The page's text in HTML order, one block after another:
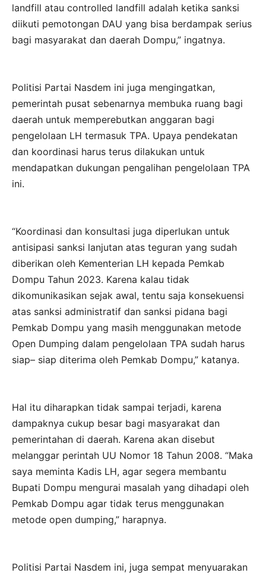
landfill atau controlled landfill adalah ketika sanksi
diikuti pemotongan DAU yang bisa berdampak serius
bagi masyarakat dan daerah Dompu,” ingatnya.
Politisi Partai Nasdem ini juga mengingatkan,
pemerintah pusat sebenarnya membuka ruang bagi
daerah untuk memperebutkan anggaran bagi
pengelolaan LH termasuk TPA. Upaya pendekatan
dan koordinasi harus terus dilakukan untuk
mendapatkan dukungan pengalihan pengelolaan TPA
ini.
“Koordinasi dan konsultasi juga diperlukan untuk
antisipasi sanksi lanjutan atas teguran yang sudah
diberikan oleh Kementerian LH kepada Pemkab
Dompu Tahun 2023. Karena kalau tidak
dikomunikasikan sejak awal, tentu saja konsekuensi
atas sanksi administratif dan sanksi pidana bagi
Pemkab Dompu yang masih menggunakan metode
Open Dumping dalam pengelolaan TPA sudah harus
siap– siap diterima oleh Pemkab Dompu,” katanya.
Hal itu diharapkan tidak sampai terjadi, karena
dampaknya cukup besar bagi masyarakat dan
pemerintahan di daerah. Karena akan disebut
melanggar perintah UU Nomor 18 Tahun 2008. “Maka
saya meminta Kadis LH, agar segera membantu
Bupati Dompu mengurai masalah yang dihadapi oleh
Pemkab Dompu agar tidak terus menggunakan
metode open dumping,” harapnya.
Politisi Partai Nasdem ini, juga sempat menyuarakan